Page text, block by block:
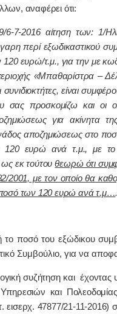
αναφέρει ότι:
7-2016 αίτηση των: 1/
περί εξωδικαστικού
ευρώ/τ.μ., για την με
«Μπαθαρίστρα –
συνιδιοκτήτες, είναι
σας προσκομίζω και οι
για ακίνητα
αποζημιώσεως στο
ευρώ ανά τ.μ., με το
ως εκ τούτουθεωρώ ότι
με τον οποίο θα
ποσό των 120 ευρώ ανά τ.μ…
ποσό του εξώδικου
Συμβούλιο, για να
συζήτηση και έχοντας
και
εισερχ. 47877/21-11-2016)